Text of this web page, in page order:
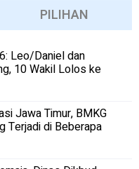
PILIHAN
Leo/Daniel dan
10 Wakil Lolos ke
Jawa Timur, BMKG
Terjadi di Beberapa